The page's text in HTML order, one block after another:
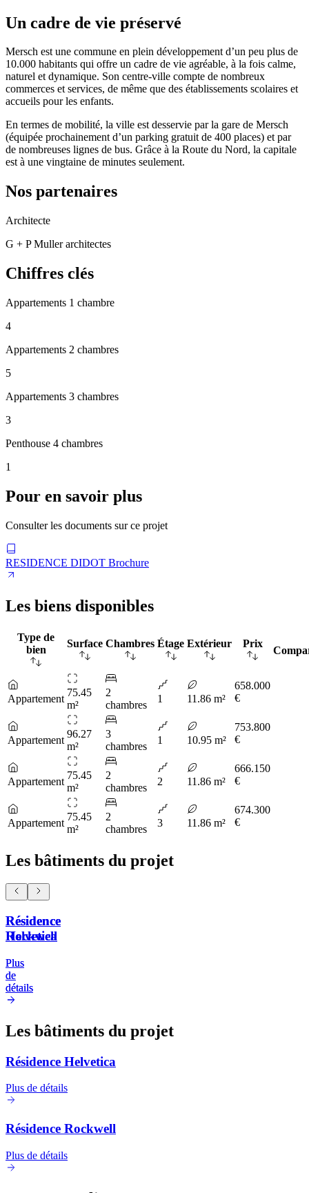
Un cadre de vie préservé
Mersch est une commune en plein développement d’un peu plus de
10.000 habitants qui offre un cadre de vie agréable, à la fois calme,
naturel et dynamique. Son centre-ville compte de nombreux
commerces et services, de même que des établissements scolaires et
accueils pour les enfants.
En termes de mobilité, la ville est desservie par la gare de Mersch
(équipée prochainement d’un parking gratuit de 400 places) et par
de nombreuses lignes de bus. Grâce à la Route du Nord, la capitale
est à une vingtaine de minutes seulement.
Nos partenaires
Architecte
G + P Muller architectes
Chiffres clés
Appartements 1 chambre
4
Appartements 2 chambres
5
Appartements 3 chambres
3
Penthouse 4 chambres
1
Pour en savoir plus
Consulter les documents sur ce projet
RESIDENCE DIDOT Brochure
Les biens disponibles
Type de
bien
Surface Chambres Étage Extérieur Prix
Appartement
75.45
m²
2
chambres
1 11.86 m²
658.000
€
Appartement
96.27
m²
3
chambres
1 10.95 m²
753.800
€
Appartement
75.45
m²
2
chambres
2 11.86 m²
666.150
€
Appartement
75.45
m²
2
chambres
3 11.86 m²
674.300
€
Les bâtiments du projet
Résidence
Helvetica
Plus
de
détails
Résidence
Rockwell
Plus
de
détails
Les bâtiments du projet
Résidence Helvetica
Plus de détails
Résidence Rockwell
Plus de détails